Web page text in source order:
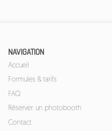
NAVIGATION
Accueil
Formules & tarifs
FAQ
Réserver un photobooth
Contact